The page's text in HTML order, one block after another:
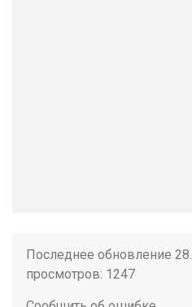
Последнее обновление
просмотров: 1247